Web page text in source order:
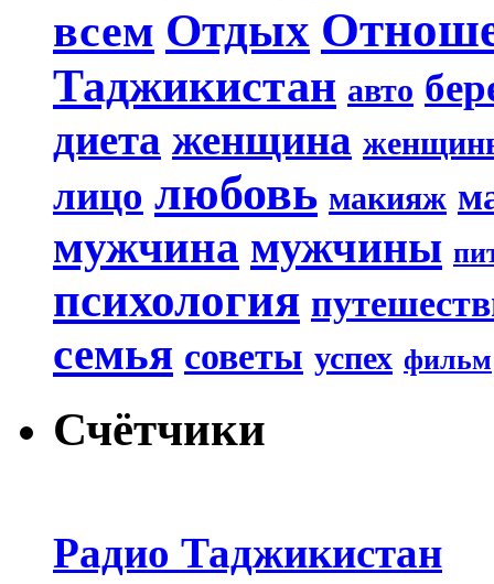
всем Отдых
Таджикистан авто
диета женщина
лицо любовь макияж
мужчина мужчины
психология
семья советы успех фильм
Счётчики
Радио Таджикистан